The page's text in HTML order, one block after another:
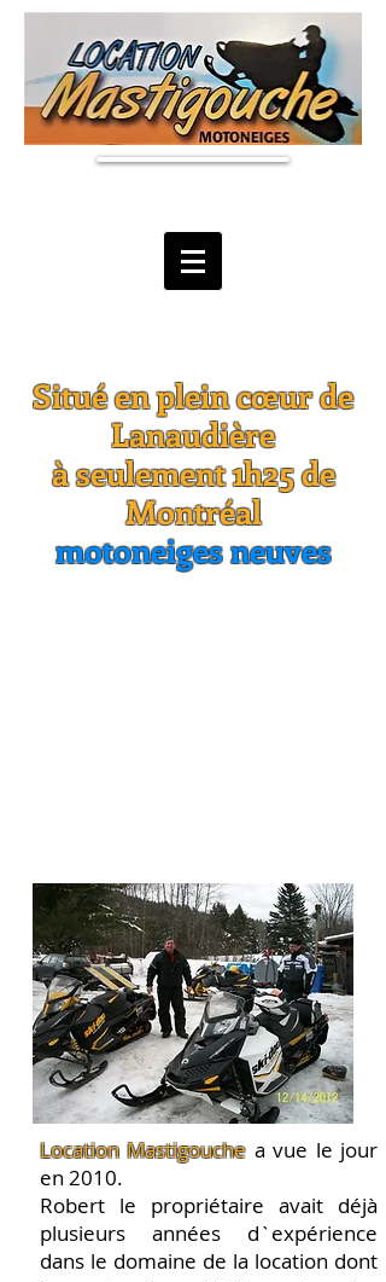
Situé en plein cœur de
Lanaudière
à seulement 1h25 de
Montréal
motoneiges neuves
Location Mastigouche a vue le jour
en 2010.
Robert le propriétaire avait déjà
plusieurs années d`expérience
dans le domaine de la location dont